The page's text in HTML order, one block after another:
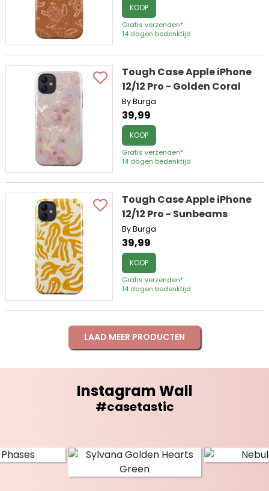
KOOP
Gratis verzenden*
14 dagen bedenktijd
Tough Case Apple iPhone
12/12 Pro - Golden Coral
By Burga
39,99
KOOP
Gratis verzenden*
14 dagen bedenktijd
Tough Case Apple iPhone
12/12 Pro - Sunbeams
By Burga
39,99
KOOP
Gratis verzenden*
14 dagen bedenktijd
LAAD MEER PRODUCTEN
Instagram Wall
#casetastic